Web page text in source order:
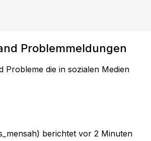
Problemmeldungen
Probleme die in sozialen Medien
berichtet vor 2 Minuten